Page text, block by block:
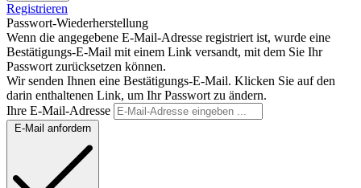
Registrieren
Passwort-Wiederherstellung
Wenn die angegebene E-Mail-Adresse registriert ist, wurde eine
Bestätigungs-E-Mail mit einem Link versandt, mit dem Sie Ihr
Passwort zurücksetzen können.
Wir senden Ihnen eine Bestätigungs-E-Mail. Klicken Sie auf den
darin enthaltenen Link, um Ihr Passwort zu ändern.
Ihre E-Mail-Adresse
E-Mail anfordern